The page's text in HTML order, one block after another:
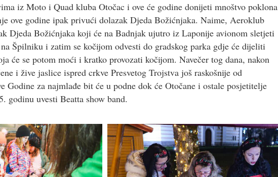
iz Moto i Quad kluba Otočac i ove će godine donijeti mnoštvo poklona
ove godine ipak privući dolazak Djeda Božićnjaka. Naime, Aeroklub
Djeda Božićnjaka koji će na Badnjak ujutro iz Laponije avionom sletjeti
Špilniku i zatim se kočijom odvesti do gradskog parka gdje će dijeliti
će se potom moći i kratko provozati kočijom. Navečer tog dana, nakon
i žive jaslice ispred crkve Presvetog Trojstva još raskošnije od
Godine za najmlađe bit će u podne dok će Otočane i ostale posjetitelje
godinu uvesti Beatta show band.